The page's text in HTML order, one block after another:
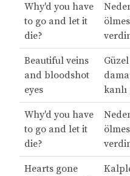
Why'd you have
to go and let it
die?
Beautiful veins
and bloodshot
eyes
Güzel
kanlı
Why'd you have
to go and let it
die?
Hearts gone